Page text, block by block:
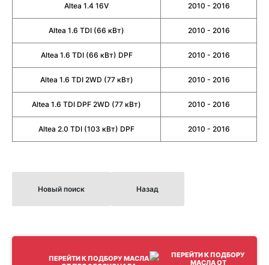
Altea 1.4 16V 2010 - 2016
Altea 1.6 TDI (66 кВт) 2010 - 2016
Altea 1.6 TDI (66 кВт) DPF 2010 - 2016
Altea 1.6 TDI 2WD (77 кВт) 2010 - 2016
Altea 1.6 TDI DPF 2WD (77 кВт) 2010 - 2016
Altea 2.0 TDI (103 кВт) DPF 2010 - 2016
Новый поиск Назад
ПЕРЕЙТИ К ПОДБОРУ МАСЛА